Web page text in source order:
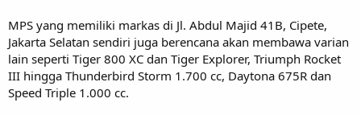
MPS yang memiliki markas di Jl. Abdul Majid 41B, Cipete,
Jakarta Selatan sendiri juga berencana akan membawa varian
lain seperti Tiger 800 XC dan Tiger Explorer, Triumph Rocket
III hingga Thunderbird Storm 1.700 cc, Daytona 675R dan
Speed Triple 1.000 cc.